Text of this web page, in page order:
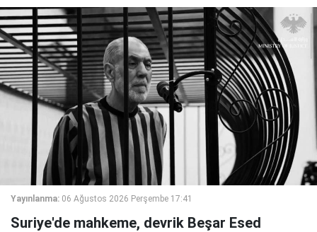
Yayınlanma: 06 Ağustos 2026 Perşembe 17:41
Suriye'de mahkeme, devrik Beşar Esed